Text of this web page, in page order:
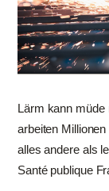
Lärm kann müde
arbeiten
alles andere als
Santé publique